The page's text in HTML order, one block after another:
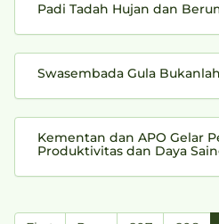
Padi Tadah Hujan dan
Swasembada Gula
Kementan dan APO Gelar
Produktivitas dan Daya